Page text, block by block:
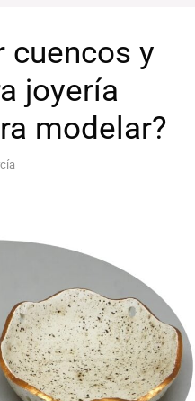
cuencos y
joyería
modelar?